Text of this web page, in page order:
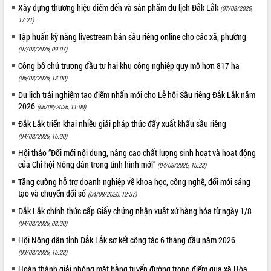
Họp báo thông tin về Hội nghị Công bố
Lắk
Khơi thông điểm nghẽn, đẩy nhanh
giải ngân vốn khắc phục thiên tai
HĐND tỉnh thông qua điều chỉnh Quy
hoạch tỉnh thời kỳ 2021-2030
Hội thảo góp ý hồ sơ điều chỉnh quy
hoạch tỉnh Đắk Lắk thời kỳ 2021-2030,
tầm nhìn đến năm 2050
Nâng cao hiệu quả hoạt động của các
doanh nghiệp nhà nước
Hội nghị triển khai kết nối mạng
truyền số liệu chuyên dùng phục vụ cơ
quan Đảng, Nhà nước
Lễ phát động chuỗi hoạt động chung
tay làm sạch môi trường
Xã Ea Kar bước chuyển mình trong
công tác cải cách hành chính mô hình
mới
Xây dựng thương hiệu điểm đến và sản phẩm du lịch Đắk Lắk (07/08/2026,
17:21)
Tập huấn kỹ năng livestream bán sầu riêng online cho các xã, phường
(07/08/2026, 09:07)
Công bố chủ trương đầu tư hai khu công nghiệp quy mô hơn 817 ha
(06/08/2026, 13:00)
Du lịch trải nghiệm tạo điểm nhấn mới cho Lễ hội Sầu riêng Đắk Lắk năm
2026 (06/08/2026, 11:00)
Đắk Lắk triển khai nhiều giải pháp thúc đẩy xuất khẩu sầu riêng
(04/08/2026, 16:30)
Hội thảo “Đổi mới nội dung, nâng cao chất lượng sinh hoạt và hoạt động
của Chi hội Nông dân trong tình hình mới” (04/08/2026, 15:23)
Tăng cường hỗ trợ doanh nghiệp về khoa học, công nghệ, đổi mới sáng
tạo và chuyển đổi số (04/08/2026, 12:37)
Đắk Lắk chính thức cấp Giấy chứng nhận xuất xứ hàng hóa từ ngày 1/8
(04/08/2026, 08:30)
Hội Nông dân tỉnh Đắk Lắk sơ kết công tác 6 tháng đầu năm 2026
(03/08/2026, 15:28)